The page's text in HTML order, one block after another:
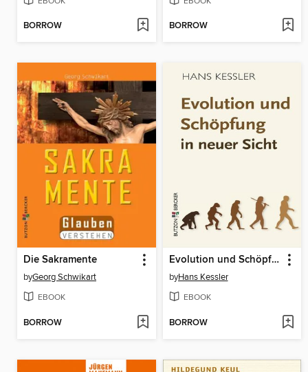
BORROW BORROW
Die Sakramente
byGeorg Schwikart
EBOOK
BORROW
Evolution und Schöpfung in neuer Sicht
byHans Kessler
EBOOK
BORROW